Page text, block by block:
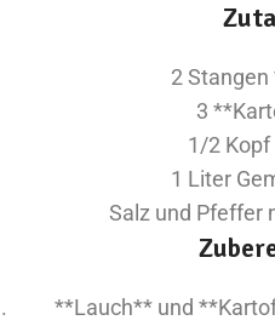
2
3
1/2
1 Liter
Salz und Pfeffer
**Lauch** und